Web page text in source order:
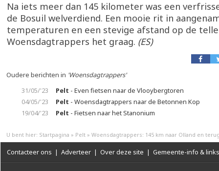
Na iets meer dan 145 kilometer was een
de Bosuil welverdiend. Een mooie rit in
temperaturen en een stevige afstand op de
Woensdagtrappers het graag. (ES)
Oudere berichten in 'Woensdagtrappers'
31/05/'23
Pelt - Even fietsen naar de Vlooybergtoren
04/05/'23
Pelt - Woensdagtrappers naar de Betonnen Kop
19/04/'23
Pelt - Fietsen naar het Stanonium
U bent hier: Startpagina » Pelt » Woensdagtrappers: 145 km naar Olland en
Contacteer ons | Adverteer | Over deze site | Gemeente-info & links